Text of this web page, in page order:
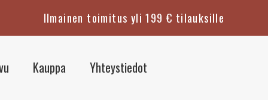
Ilmainen toimitus yli 199 € tilauksille
Kauppa Yhteystiedot